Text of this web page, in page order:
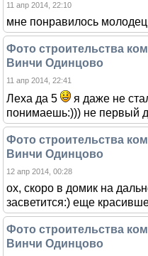
11 апр 2014, 22:10
мне понравилось
Фото строительства
Винчи Одинцово
11 апр 2014, 22:41
Леха да 5
я даже не
понимаешь:))) не первый
Фото строительства
Винчи Одинцово
12 апр 2014, 00:28
ох, скоро в домик на
засветится:) еще
Фото строительства
Винчи Одинцово